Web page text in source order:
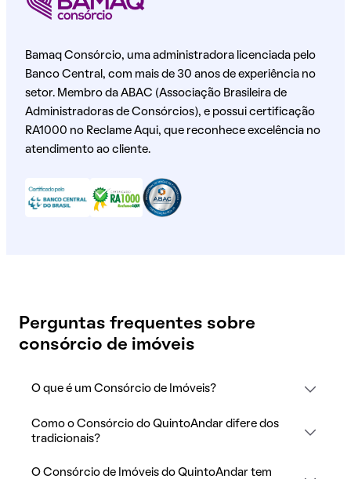
Bamaq Consórcio, uma administradora licenciada pelo
Banco Central, com mais de 30 anos de experiência no
setor. Membro da ABAC (Associação Brasileira de
Administradoras de Consórcios), e possui certificação
RA1000 no Reclame Aqui, que reconhece excelência no
atendimento ao cliente.
Perguntas frequentes sobre
consórcio de imóveis
O que é um Consórcio de Imóveis?
Como o Consórcio do QuintoAndar difere dos
tradicionais?
O Consórcio de Imóveis do QuintoAndar tem